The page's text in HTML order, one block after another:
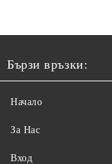
Бързи връзки:
Начало
За Нас
Вход